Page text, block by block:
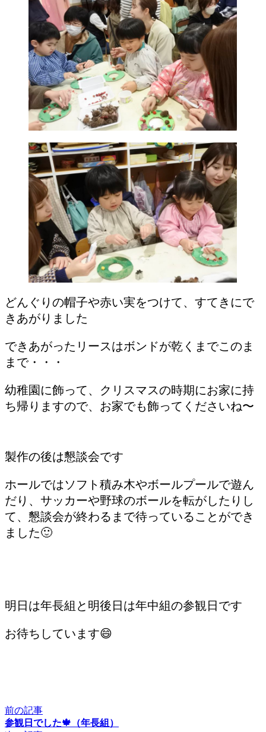
どんぐりの帽子や赤い実をつけて、すてきにで
きあがりました
できあがったリースはボンドが乾くまでこのま
まで・・・
幼稚園に飾って、クリスマスの時期にお家に持
ち帰りますので、お家でも飾ってくださいね〜
製作の後は懇談会です
ホールではソフト積み木やボールプールで遊ん
だり、サッカーや野球のボールを転がしたりし
て、懇談会が終わるまで待っていることができ
ました🙂
明日は年長組と明後日は年中組の参観日です
お待ちしています😄
前の記事
参観日でした🍁（年長組）